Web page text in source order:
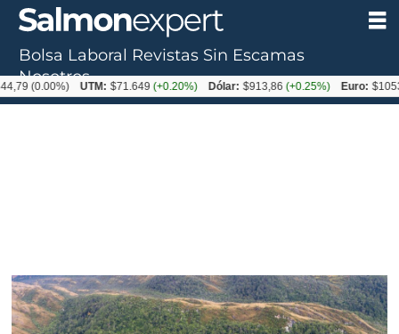
Bolsa Laboral Revistas Sin Escamas
Nosotros
UTM: $71.649(+0.20%) Dólar: $913,86(+0.25%) Euro: $1053,08(-